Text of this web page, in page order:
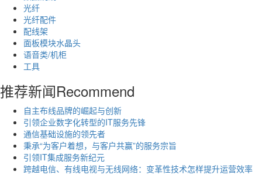
光纤
光纤配件
配线架
面板模块水晶头
语音类/机柜
工具
推荐新闻Recommend
自主布线品牌的崛起与创新
引领企业数字化转型的IT服务先锋
通信基础设施的领先者
秉承“为客户着想，与客户共赢”的服务宗旨
引领IT集成服务新纪元
跨越电信、有线电视与无线网络：变革性技术怎样提升运营效率